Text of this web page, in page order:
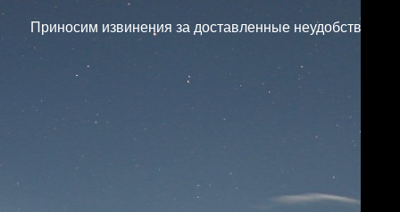
Приносим извинения за доставленные неудобства